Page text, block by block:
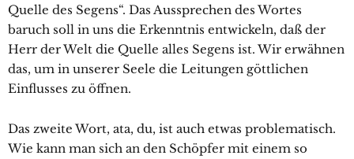
Quelle des Segens“. Das Aussprechen des Wortes
baruch soll in uns die Erkenntnis entwickeln, daß der
Herr der Welt die Quelle alles Segens ist. Wir erwähnen
das, um in unserer Seele die Leitungen göttlichen
Einflusses zu öffnen.
Das zweite Wort, ata, du, ist auch etwas problematisch.
Wie kann man sich an den Schöpfer mit einem so